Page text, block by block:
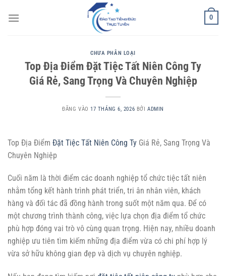
qua
0
CHƯA PHÂN LOẠI
Top Địa Điểm Đặt Tiệc Tất Niên Công Ty
Giá Rẻ, Sang Trọng Và Chuyên Nghiệp
ĐĂNG VÀO17 THÁNG 6, 2026 BỞI ADMIN
Top Địa Điểm Đặt Tiệc Tất Niên Công Ty Giá Rẻ, Sang Trọng Và
Chuyên Nghiệp
Cuối năm là thời điểm các doanh nghiệp tổ chức tiệc tất niên
nhằm tổng kết hành trình phát triển, tri ân nhân viên, khách
hàng và đối tác đã đồng hành trong suốt một năm qua. Để có
một chương trình thành công, việc lựa chọn địa điểm tổ chức
phù hợp đóng vai trò vô cùng quan trọng. Hiện nay, nhiều doanh
nghiệp ưu tiên tìm kiếm những địa điểm vừa có chi phí hợp lý
vừa sở hữu không gian đẹp và dịch vụ chuyên nghiệp.